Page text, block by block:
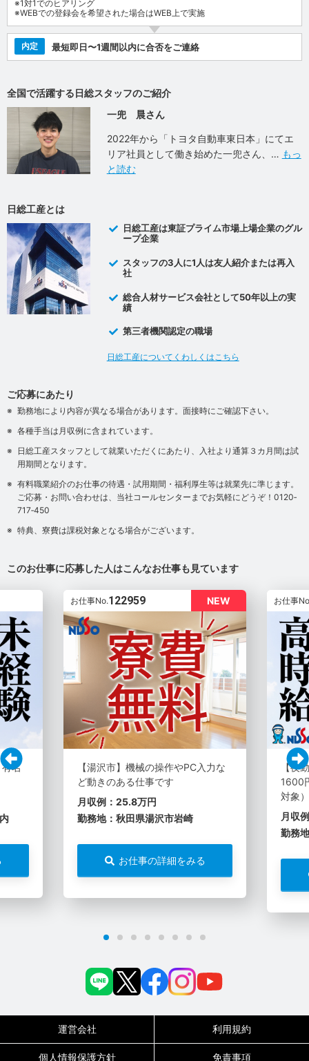
※1対1でのヒアリング
※WEBでの登録会を希望された場合はWEB上で実施
内定 最短即日〜1週間以内に合否をご連絡
全国で活躍する日総スタッフのご紹介
一兜 晨さん
2022年から「トヨタ自動車東日本」にてエ
リア社員として働き始めた一兜さん、
もっ
と読む
日総工産とは
日総工産は東証プライム市場上場企業のグル
ープ企業
スタッフの3人に1人は友人紹介または再入
社
総合人材サービス会社として50年以上の実
績
第三者機関認定の職場
日総工産についてくわしくはこちら
ご応募にあたり
勤務地により内容が異なる場合があります。面接時にご確認下さい。
各種手当は月収例に含まれています。
日総工産スタッフとして就業いただくにあたり、入社より通算３カ月間は試
用期間となります。
有料職業紹介のお仕事の待遇・試用期間・福利厚生等は就業先に準じます。
ご応募・お問い合わせは、当社コールセンターまでお気軽にどうぞ！0120‐
717‐450
特典、寮費は課税対象となる場合がございます。
このお仕事に応募した人はこんなお仕事も見ています
名
NEW
お仕事No.122959
【湯沢市】機械の操作やPC入力な
ど動きのある仕事です
月収例：25.8万円
勤務地：秋田県湯沢市岩崎
お仕事の詳細をみる
お仕事
【夜
1600
対象）
月収
勤務
運営会社 利用規約
個人情報保護方針 免責事項